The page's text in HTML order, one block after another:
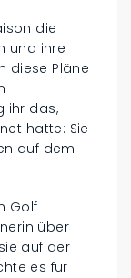
die
und ihre
diese Pläne
ihr das,
hatte: Sie
auf dem
Golf
über
auf der
es für